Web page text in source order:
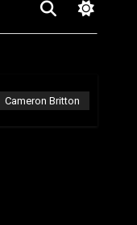
Cameron Britton